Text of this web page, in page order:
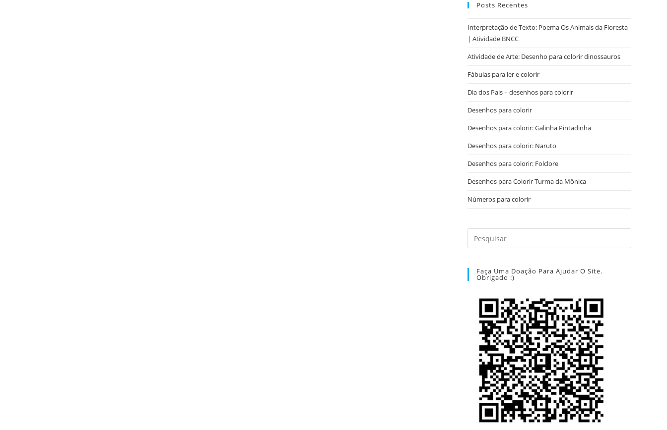
Posts Recentes
Interpretação de Texto: Poema Os Animais da Floresta
| Atividade BNCC
Atividade de Arte: Desenho para colorir dinossauros
Fábulas para ler e colorir
Dia dos Pais – desenhos para colorir
Desenhos para colorir
Desenhos para colorir: Galinha Pintadinha
Desenhos para colorir: Naruto
Desenhos para colorir: Folclore
Desenhos para Colorir Turma da Mônica
Números para colorir
Faça Uma Doação Para Ajudar O Site.
Obrigado :)